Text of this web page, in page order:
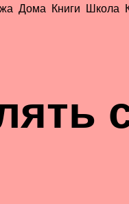
Дома Книги Школа